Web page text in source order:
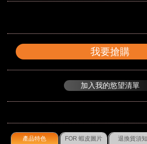
我要搶購
加入我的慾望清單
產品特色 FOR 蝦皮圖片 退換貨須知